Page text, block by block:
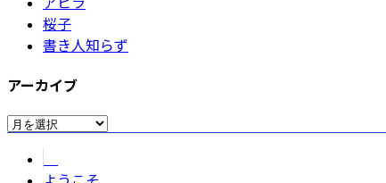
桜子
書き人知らず
アーカイブ
ア